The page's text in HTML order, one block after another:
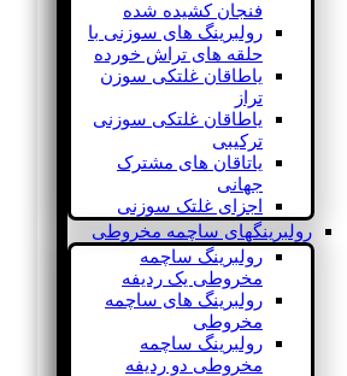
فنجان کشیده شده
رولبرینگ های سوزنی با
حلقه های تراش خورده
یاطاقان غلتکی سوزن
تراز
یاطاقان غلتکی سوزنی
ترکیبی
یاتاقان های مشترک
جهانی
اجزای غلتک سوزنی
رولبرینگهای ساچمه مخروطی
رولبرینگ ساچمه
مخروطی یک ردیفه
رولبرینگ های ساچمه
مخروطی
رولبرینگ ساچمه
مخروطی دو ردیفه